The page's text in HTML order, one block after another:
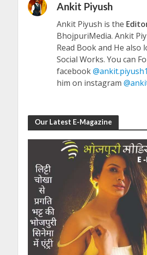
Ankit Piyush
Ankit Piyush is the
BhojpuriMedia. Ankit
Read Book and He also
Social Works. You can
facebook
him on instagram
Our Latest E-Magazine